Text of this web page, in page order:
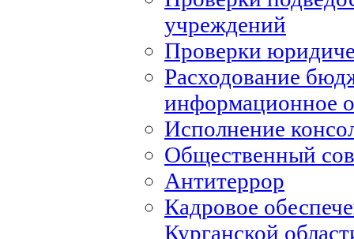
учреждений
Проверки
Расходование
информационное
Исполнение
Общественный
Антитеррор
Кадровое
Курганской